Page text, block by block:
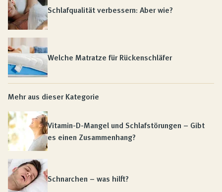
Schlafqualität verbessern: Aber wie?
Welche Matratze für Rückenschläfer
Mehr aus dieser Kategorie
Vitamin-D-Mangel und Schlafstörungen – Gibt
es einen Zusammenhang?
Schnarchen – was hilft?